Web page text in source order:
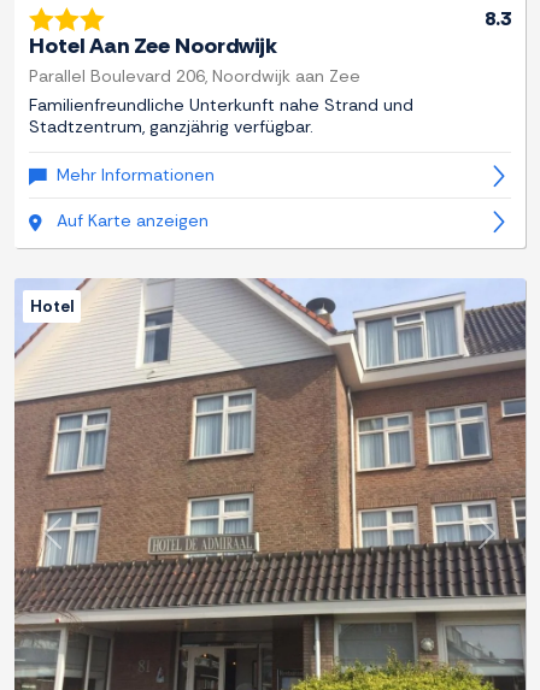
8.3
Hotel Aan Zee Noordwijk
Parallel Boulevard 206, Noordwijk aan Zee
Familienfreundliche Unterkunft nahe Strand und
Stadtzentrum, ganzjährig verfügbar.
Mehr Informationen
Auf Karte anzeigen
Zurück
Hotel